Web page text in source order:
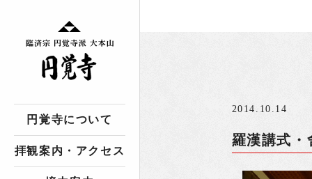
円覚寺について
拝観案内・アクセス
2014.10.14
羅漢講式・